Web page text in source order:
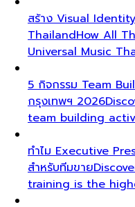
สร้าง Visual
ThailandHow All
Universal Music
5 กิจกรรม Team
กรุงเทพฯ 2026
team building
ทำไม Executive
สำหรับทีมขาย
training is the